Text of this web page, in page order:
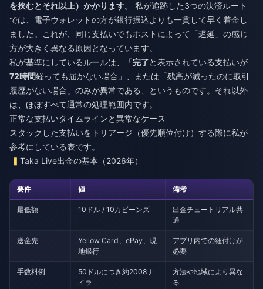
を挟むとそれ以上）かかります。
私が追跡した3つの決済ルート
では、電子ウォレットの方が銀行振込よりも一貫して早く着金し
ました。これが、同じ支払いでもホストによって「遅延」の感じ
方が大きく異なる原因となっています。
私が基準にしているルールは、「完了と表示されている支払いが
72時間経っても届かない場合」、または「残高が減ったのに取引
履歴がない場合」のみが異常である、というものです。それ以外
は、ほぼすべて通常の処理範囲内です。
正常な支払いタイムラインと異常なケース
スタックした支払いをトリアージ（優先順位付け）する際に私が
参考にしている表です。
Taka Live出金の基本（2026年）
要件 値 備考
最低額 10ドル / 10万ビーンズ
出金チュートリアル共
通
送金先
Yellow Card、ePay、現
地銀行
アプリ内での紐付けが
必要
手数料例
50ドルにつき約2008ナ
イラ
方法や地域により異な
る